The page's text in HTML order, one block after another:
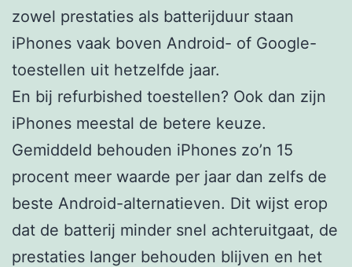
zowel prestaties als batterijduur staan
iPhones vaak boven Android- of Google-
toestellen uit hetzelfde jaar.
En bij refurbished toestellen? Ook dan zijn
iPhones meestal de betere keuze.
Gemiddeld behouden iPhones zo’n 15
procent meer waarde per jaar dan zelfs de
beste Android-alternatieven. Dit wijst erop
dat de batterij minder snel achteruitgaat, de
prestaties langer behouden blijven en het